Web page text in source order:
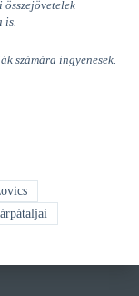
összejövetelek
is.
számára ingyenesek.